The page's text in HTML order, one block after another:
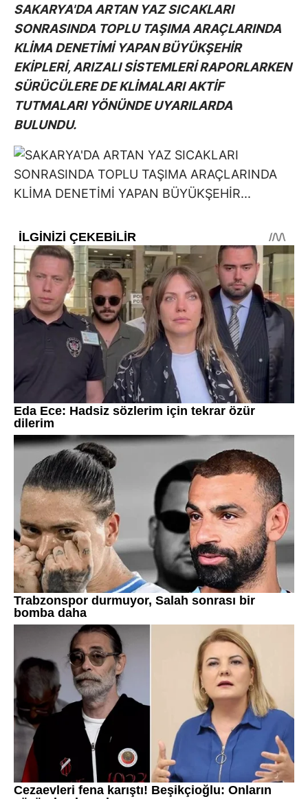
SAKARYA'DA ARTAN YAZ SICAKLARI
SONRASINDA TOPLU TAŞIMA ARAÇLARINDA
KLİMA DENETİMİ YAPAN BÜYÜKŞEHİR
EKİPLERİ, ARIZALI SİSTEMLERİ RAPORLARKEN
SÜRÜCÜLERE DE KLİMALARI AKTİF
TUTMALARI YÖNÜNDE UYARILARDA
BULUNDU.